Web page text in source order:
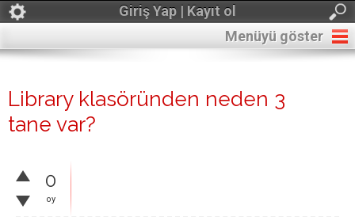
Giriş Yap | Kayıt ol
Menüyü göster
Library klasöründen neden 3
tane var?
0
oy